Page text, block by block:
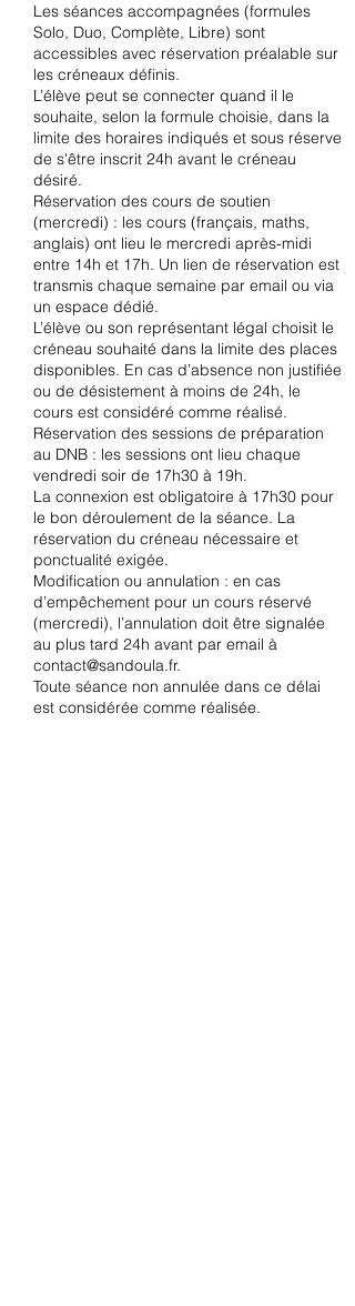
Les séances accompagnées (formules
Solo, Duo, Complète, Libre) sont
accessibles avec réservation préalable sur
les créneaux définis.
L’élève peut se connecter quand il le
souhaite, selon la formule choisie, dans la
limite des horaires indiqués et sous réserve
de s'être inscrit 24h avant le créneau
désiré.
Réservation des cours de soutien
(mercredi) : les cours (français, maths,
anglais) ont lieu le mercredi après-midi
entre 14h et 17h. Un lien de réservation est
transmis chaque semaine par email ou via
un espace dédié.
L’élève ou son représentant légal choisit le
créneau souhaité dans la limite des places
disponibles. En cas d’absence non justifiée
ou de désistement à moins de 24h, le
cours est considéré comme réalisé.
Réservation des sessions de préparation
au DNB : les sessions ont lieu chaque
vendredi soir de 17h30 à 19h.
La connexion est obligatoire à 17h30 pour
le bon déroulement de la séance. La
réservation du créneau nécessaire et
ponctualité exigée.
Modification ou annulation : en cas
d’empêchement pour un cours réservé
(mercredi), l’annulation doit être signalée
au plus tard 24h avant par email à
contact@sandoula.fr.
Toute séance non annulée dans ce délai
est considérée comme réalisée.